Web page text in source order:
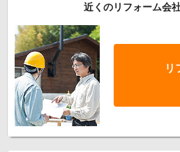
近くのリフォーム会
リ